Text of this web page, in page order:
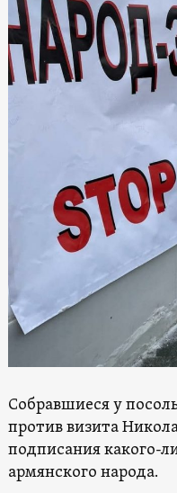
Собравшиеся у
против визита
подписания какого-
армянского народа.